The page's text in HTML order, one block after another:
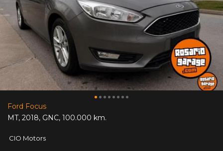
Ford Focus
MT, 2018, GNC, 100.000 km.
CIO Motors